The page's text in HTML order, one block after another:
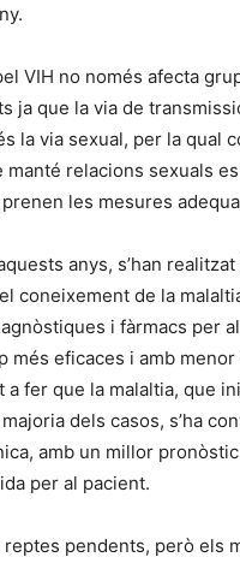
VIH no només afecta
ja que la via de
la via sexual, per la qual
manté relacions sexuals
les mesures
anys, s’han
coneixement de la
i fàrmacs per
més eficaces i amb
a fer que la malaltia, que
dels casos, s’ha
amb un millor
per al pacient.
reptes pendents, però els